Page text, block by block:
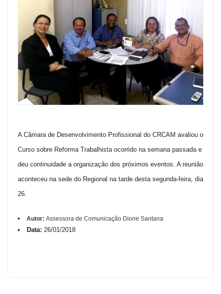
A Câmara de Desenvolvimento Profissional do CRCAM avaliou o
Curso sobre Reforma Trabalhista ocorrido na semana passada e
deu continuidade a organização dos próximos eventos. A reunião
aconteceu na sede do Regional na tarde desta segunda-feira, dia
26.
Autor: Assessora de Comunicação Dione Santana
Data: 26/01/2018